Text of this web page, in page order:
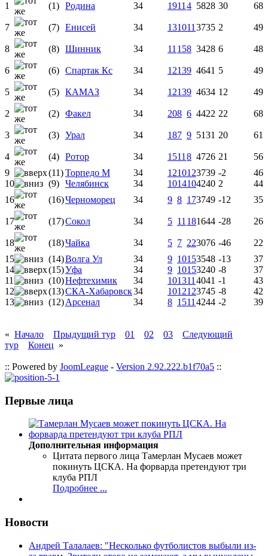
1 (1) Родина 34 1911 4 5828 30 68
7 (7) Енисей 34 131011 3735 2 49
8 (8) Шинник 34 11 158 3428 6 48
6 (6) Спартак Кс 34 12139 4641 5 49
5 (5) КАМАЗ 34 12139 4634 12 49
2 (2) Факел 34 208 6 4422 22 68
3 (3) Урал 34 187 9 5131 20 61
4 (4) Ротор 34 1511 8 4726 21
56
9
(11)Торпедо М 34 1210123739 -2
46
10
(9) Челябинск 34 1014104240 2
44
16
(16)Черноморец 34 9 8 173749 -12 35
17 (17)Сокол 34 5 11 181644 -28 26
18 (18)Чайка 34 5 7 223076 -46
22
15
(14)Волга Ул 34 9 10153548 -13
37
14
(15)Уфа 34 9 10153240 -8
37
11
(10)Нефтехимик 34 101311 4041 -1
43
12
(13)СКА-Хабаровск34 1012123745 -8
42
13
(12)Арсенал 34 8 1511 4244 -2 39
« Начало Прыдущий тур 01 02 03
Следующий
тур
Конец »
:: Powered by JoomLeague - Version 2.92.222.b1f70a5 ::
Первые лица
Дополнительная информация
Цитата первого лица Тамерлан Мусаев может
покинуть ЦСКА. На форварда претендуют три
клуба РПЛ
Подробнее ...
Новости
Андрей Талалаев: "Несколько футболистов выбыли из-